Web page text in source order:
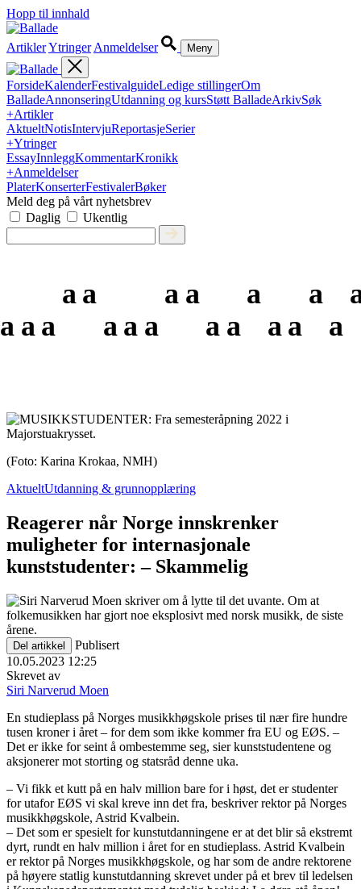
Hopp til innhald
ArtiklerYtringer Anmeldelser Meny
ForsideKalenderFestivalguideLedige stillingerOm
BalladeAnnonseringUtdanning og kursStøtt BalladeArkivSøk
+Artikler
AktueltNotisIntervjuReportasjeSerier
+Ytringer
EssayInnleggKommentarKronikk
+Anmeldelser
PlaterKonserterFestivalerBøker
Meld deg på vårt nyhetsbrev
Daglig
Ukentlig
a a
a
a a
a
a
a
a
(Foto: Karina Krokaa, NMH)
AktueltUtdanning & grunnopplæring
Reagerer når Norge innskrenker
muligheter for internasjonale
kunststudenter: – Skammelig
Del artikkel
Publisert
10.05.2023 12:25
Skrevet av
Siri Narverud Moen
En studieplass på Norges musikkhøgskole prises til nær fire hundre
tusen kroner i året – for dem som ikke kommer fra EU og EØS. –
Det er ikke for seint å ombestemme seg, sier kunststudentene og
aksjonerer mot storting og statsråd denne uka.
– Vi fikk et kutt på en halv million bare for i høst, det er studenter
for utafor EØS vi skal kreve inn det fra, beskriver rektor på Norges
musikkhøgskole, Astrid Kvalbein.
– Det som er spesielt for kunstutdanningene er at det blir så ekstremt
dyrt, rundt en halv million i året for en studieplass. Astrid Kvalbein
er rektor på Norges musikkhøgskole, og har som de andre rektorene
på høyere statlig kunstutdanning skrevet under på et brev til ledelsen